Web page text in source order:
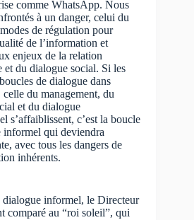
comme WhatsApp. Nous
à un danger, celui du
de régulation pour
de l’information et
enjeux de la relation
et du dialogue social. Si les
de dialogue dans
celle du management, du
et du dialogue
s’affaiblissent, c’est la boucle
informel qui deviendra
avec tous les dangers de
inhérents.
dialogue informel, le Directeur
comparé au “roi soleil”, qui